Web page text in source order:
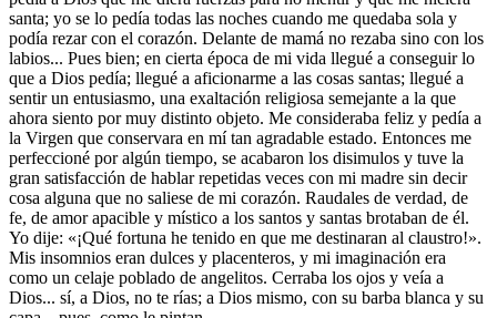
santa; yo se lo pedía todas las noches cuando me quedaba sola y
podía rezar con el corazón. Delante de mamá no rezaba sino con los
labios... Pues bien; en cierta época de mi vida llegué a conseguir lo
que a Dios pedía; llegué a aficionarme a las cosas santas; llegué a
sentir un entusiasmo, una exaltación religiosa semejante a la que
ahora siento por muy distinto objeto. Me consideraba feliz y pedía a
la Virgen que conservara en mí tan agradable estado. Entonces me
perfeccioné por algún tiempo, se acabaron los disimulos y tuve la
gran satisfacción de hablar repetidas veces con mi madre sin decir
cosa alguna que no saliese de mi corazón. Raudales de verdad, de
fe, de amor apacible y místico a los santos y santas brotaban de él.
Yo dije: «¡Qué fortuna he tenido en que me destinaran al claustro!».
Mis insomnios eran dulces y placenteros, y mi imaginación era
como un celaje poblado de angelitos. Cerraba los ojos y veía a
Dios... sí, a Dios, no te rías; a Dios mismo, con su barba blanca y su